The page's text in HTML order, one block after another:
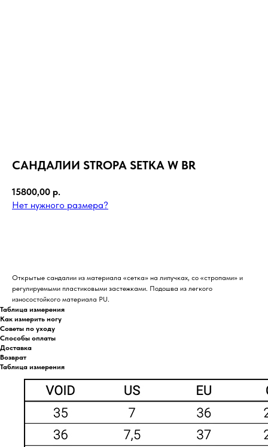
САНДАЛИИ STROPA SETKA W BR
15800,00 р.
Нет нужного размера?
Открытые сандалии из материала «сетка» на липучках, со «стропами» и
регулируемыми пластиковыми застежками. Подошва из легкого
износостойкого материала PU.
Таблица измерения
Как измерить ногу
Советы по уходу
Способы оплаты
Доставка
Возврат
Таблица измерения